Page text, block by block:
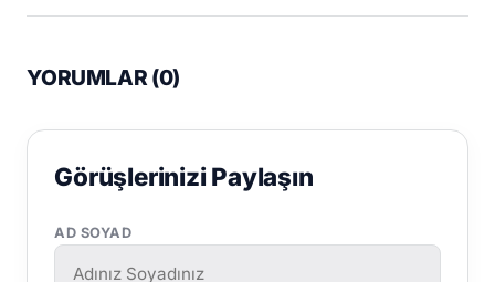
YORUMLAR (0)
Görüşlerinizi Paylaşın
AD SOYAD